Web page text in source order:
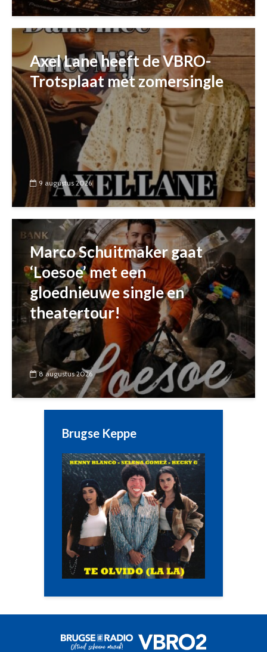
Axel Lane heeft de VBRO-
Trotsplaat met zomersingle
9 augustus 2026
Marco Schuitmaker gaat
‘Loesoe’ met een
gloednieuwe single en
theatertour!
8 augustus 2026
Brugse Keppe